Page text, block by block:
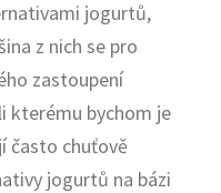
jogurtů,
z nich se pro
zastoupení
kterému bychom je
často chuťově
jogurtů na bázi